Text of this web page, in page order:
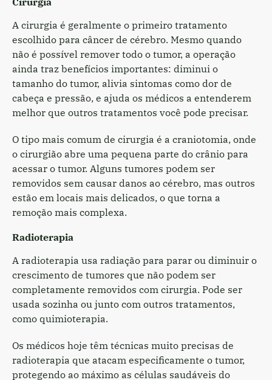
A cirurgia é geralmente o primeiro tratamento
escolhido para câncer de cérebro. Mesmo quando
não é possível remover todo o tumor, a operação
ainda traz benefícios importantes: diminui o
tamanho do tumor, alivia sintomas como dor de
cabeça e pressão, e ajuda os médicos a entenderem
melhor que outros tratamentos você pode precisar.
O tipo mais comum de cirurgia é a craniotomia, onde
o cirurgião abre uma pequena parte do crânio para
acessar o tumor. Alguns tumores podem ser
removidos sem causar danos ao cérebro, mas outros
estão em locais mais delicados, o que torna a
remoção mais complexa.
Radioterapia
A radioterapia usa radiação para parar ou diminuir o
crescimento de tumores que não podem ser
completamente removidos com cirurgia. Pode ser
usada sozinha ou junto com outros tratamentos,
como quimioterapia.
Os médicos hoje têm técnicas muito precisas de
radioterapia que atacam especificamente o tumor,
protegendo ao máximo as células saudáveis do